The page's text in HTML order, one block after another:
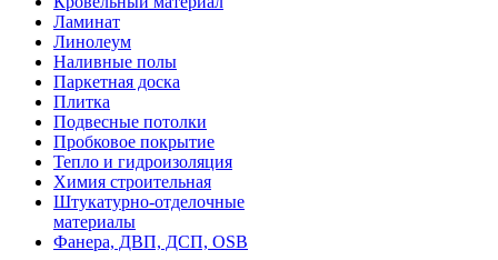
Ламинат
Линолеум
Наливные полы
Паркетная доска
Плитка
Подвесные потолки
Пробковое покрытие
Тепло и гидроизоляция
Химия строительная
Штукатурно-отделочные
материалы
Фанера, ДВП, ДСП, OSB